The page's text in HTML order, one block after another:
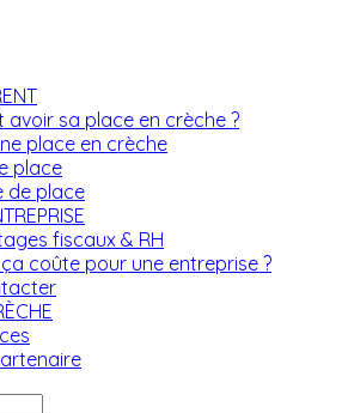
avoir sa place en crèche ?
place en crèche
place
de place
fiscaux & RH
coûte pour une entreprise ?